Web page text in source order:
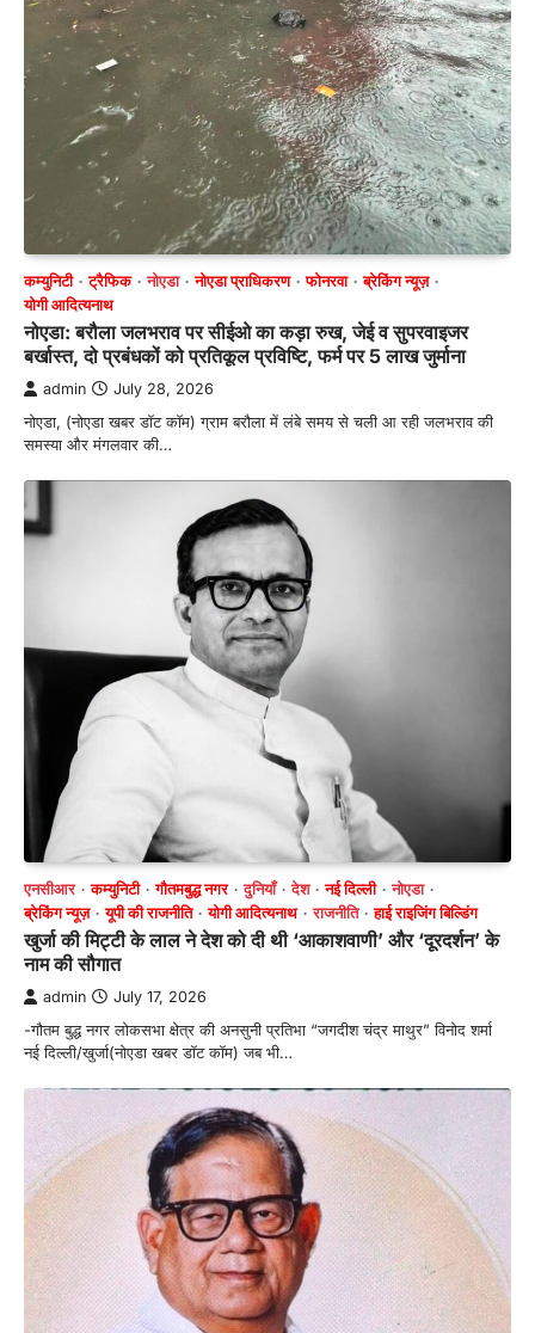
कम्युनिटी ट्रैफिक नोएडा नोएडा प्राधिकरण फोनरवा
ब्रेकिंग न्यूज़
योगी आदित्यनाथ
नोएडा: बरौला जलभराव पर सीईओ का कड़ा रुख, जेई व सुपरवाइजर
बर्खास्त, दो प्रबंधकों को प्रतिकूल प्रविष्टि, फर्म पर 5 लाख जुर्माना
admin July 28, 2026
नोएडा, (नोएडा खबर डॉट कॉम) ग्राम बरौला में लंबे समय से चली आ रही जलभराव की
समस्या और मंगलवार की…
एनसीआर कम्युनिटी गौतमबुद्ध नगर दुनियाँ देश नई दिल्ली
नोएडा
ब्रेकिंग न्यूज़
यूपी की राजनीति योगी आदित्यनाथ राजनीति हाई राइजिंग बिल्डिंग
खुर्जा की मिट्टी के लाल ने देश को दी थी ‘आकाशवाणी’ और ‘दूरदर्शन’ के
नाम की सौगात
admin July 17, 2026
-गौतम बुद्ध नगर लोकसभा क्षेत्र की अनसुनी प्रतिभा “जगदीश चंद्र माथुर” विनोद शर्मा
नई दिल्ली/खुर्जा(नोएडा खबर डॉट कॉम) जब भी…